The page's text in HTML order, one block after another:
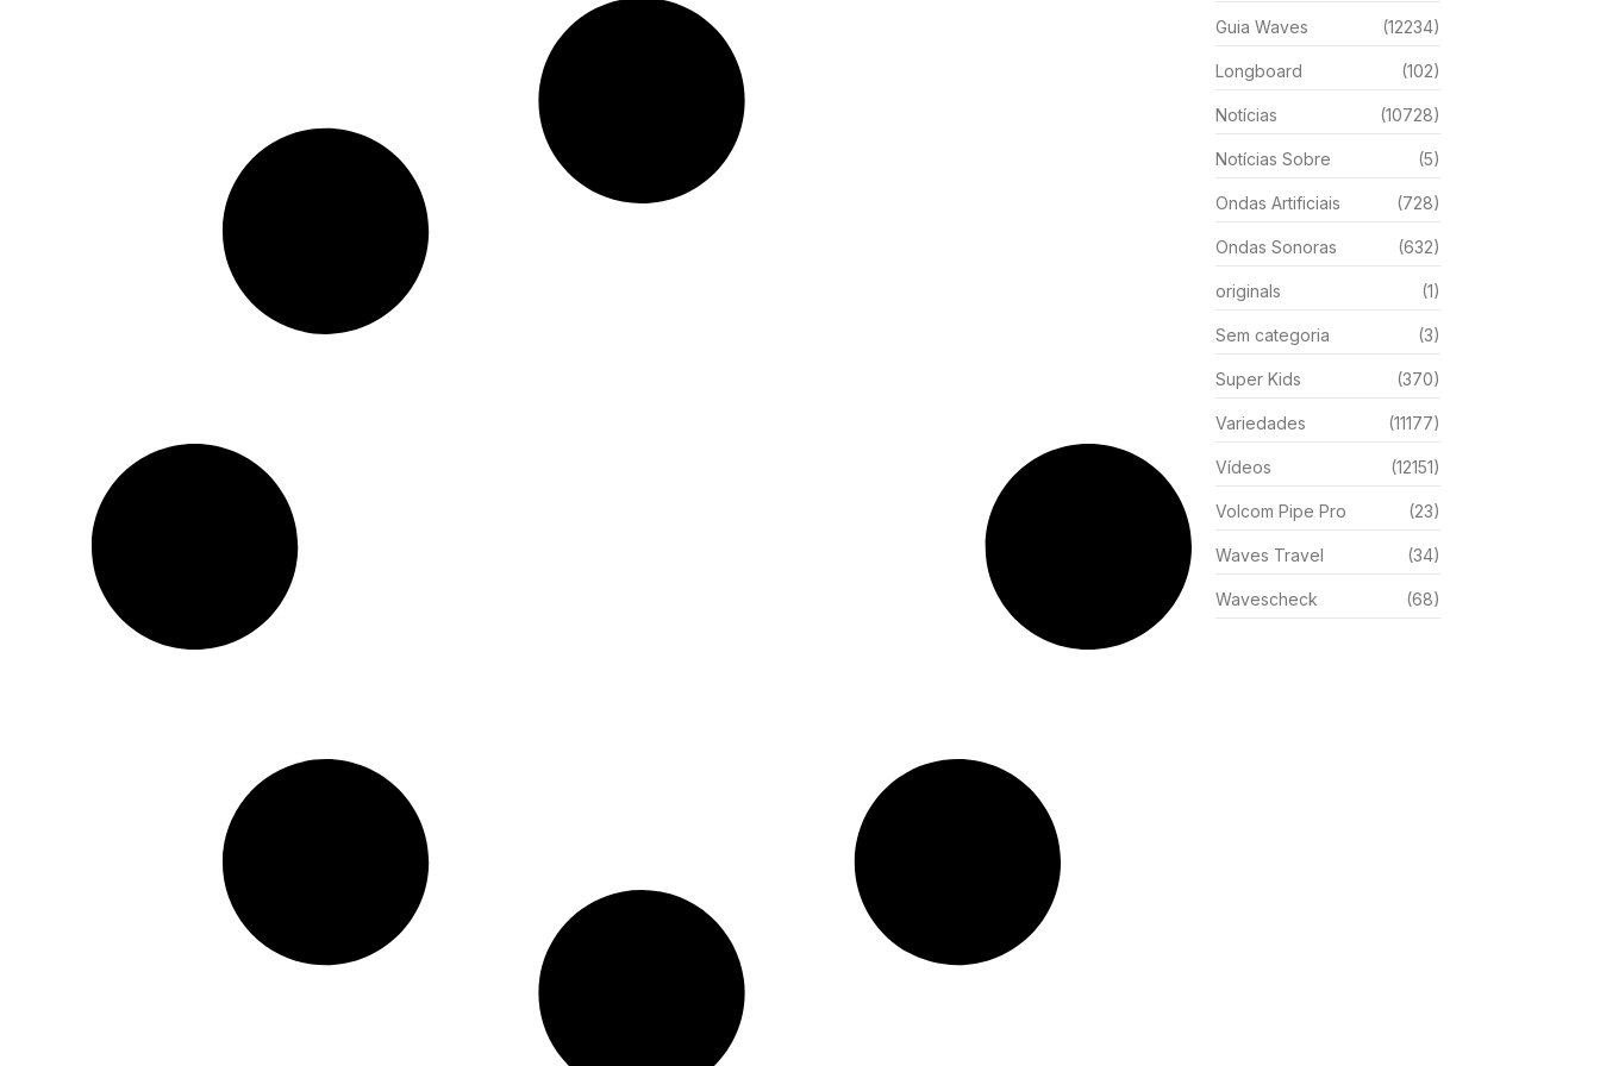
Guia Waves (12234)
Longboard (102)
Notícias (10728)
Notícias Sobre (5)
Ondas Artificiais (728)
Ondas Sonoras (632)
originals (1)
Sem categoria (3)
Super Kids (370)
Variedades (11177)
Vídeos (12151)
Volcom Pipe Pro (23)
Waves Travel (34)
Wavescheck (68)